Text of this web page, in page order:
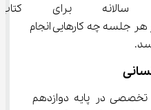
و سالانه برای
هر جلسه چه کارهایی انجام
یکی از درس‌های تخصصی در پایه دوازدهم